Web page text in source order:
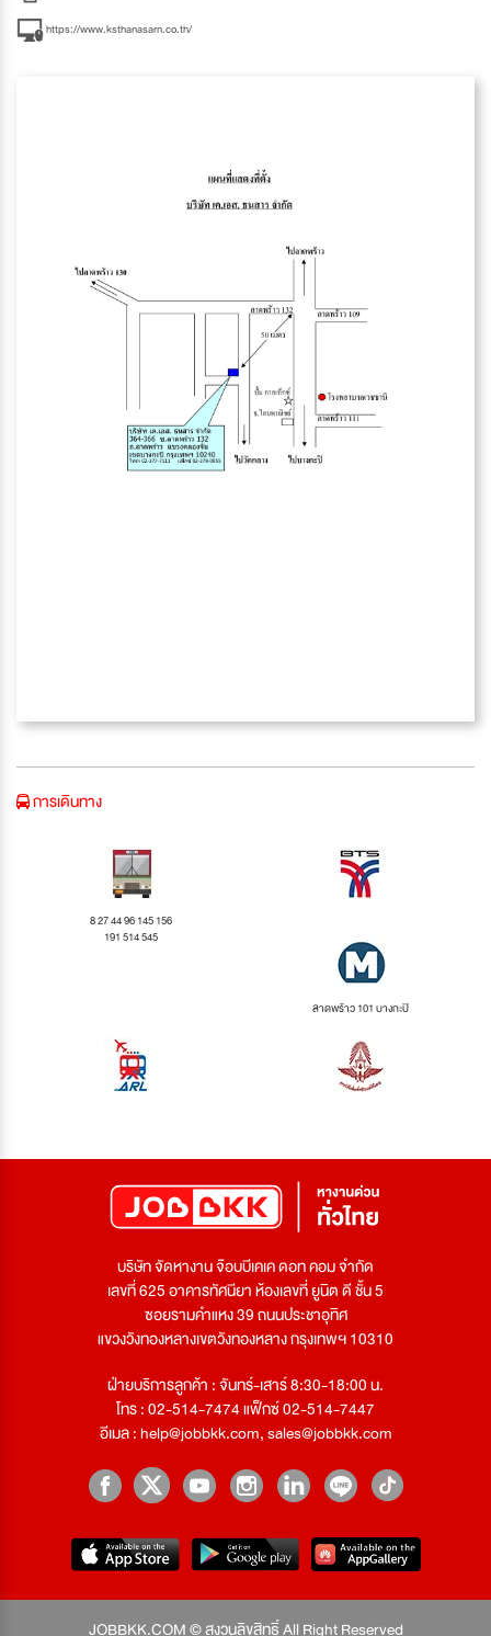
https://www.ksthanasarn.co.th/
การเดินทาง
8 27 44 96 145 156
191 514 545
ลาดพร้าว 101 บางกะปิ
บริษัท จัดหางาน จ๊อบบีเคเค ดอท คอม จำกัด
เลขที่ 625 อาคารทัศนียา ห้องเลขที่ ยูนิต ดี ชั้น 5
ซอยรามคำแหง 39 ถนนประชาอุทิศ
แขวงวังทองหลางเขตวังทองหลาง กรุงเทพฯ 10310
ฝ่ายบริการลูกค้า : จันทร์-เสาร์ 8:30-18:00 น.
โทร : 02-514-7474 แฟ็กซ์ 02-514-7447
อีเมล :help@jobbkk.com,sales@jobbkk.com
JOBBKK.COM © สงวนลิขสิทธิ์ All Right Reserved